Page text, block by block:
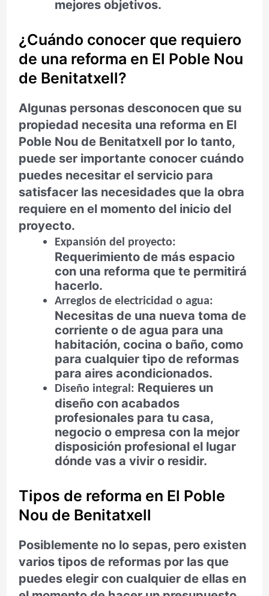
mejores objetivos.
¿Cuándo conocer que requiero
de una reforma en El Poble Nou
de Benitatxell?
Algunas personas desconocen que su
propiedad necesita una reforma en El
Poble Nou de Benitatxell por lo tanto,
puede ser importante conocer cuándo
puedes necesitar el servicio para
satisfacer las necesidades que la obra
requiere en el momento del inicio del
proyecto.
Expansión del proyecto:
Requerimiento de más espacio
con una reforma que te permitirá
hacerlo.
Arreglos de electricidad o agua:
Necesitas de una nueva toma de
corriente o de agua para una
habitación, cocina o baño, como
para cualquier tipo de reformas
para aires acondicionados.
Diseño integral: Requieres un
diseño con acabados
profesionales para tu casa,
negocio o empresa con la mejor
disposición profesional el lugar
dónde vas a vivir o residir.
Tipos de reforma en El Poble
Nou de Benitatxell
Posiblemente no lo sepas, pero existen
varios tipos de reformas por las que
puedes elegir con cualquier de ellas en